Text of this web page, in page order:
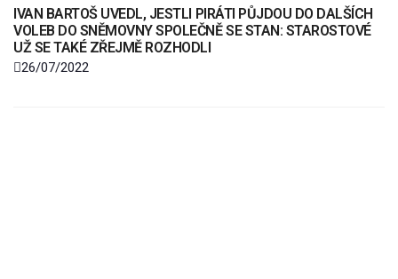
IVAN BARTOŠ UVEDL, JESTLI PIRÁTI PŮJDOU DO DALŠÍCH
VOLEB DO SNĚMOVNY SPOLEČNĚ SE STAN: STAROSTOVÉ
UŽ SE TAKÉ ZŘEJMĚ ROZHODLI
26/07/2022